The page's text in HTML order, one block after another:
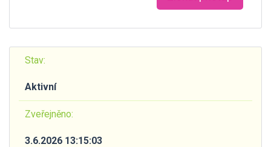
Stav:
Aktivní
Zveřejněno:
3.6.2026 13:15:03